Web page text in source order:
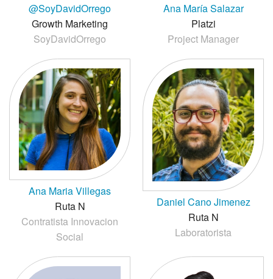
@SoyDavidOrrego
Growth Marketing
SoyDavidOrrego
Ana María Salazar
Platzi
Project Manager
Ana Maria Villegas
Ruta N
Contratista Innovacion
Social
Daniel Cano Jimenez
Ruta N
Laboratorista